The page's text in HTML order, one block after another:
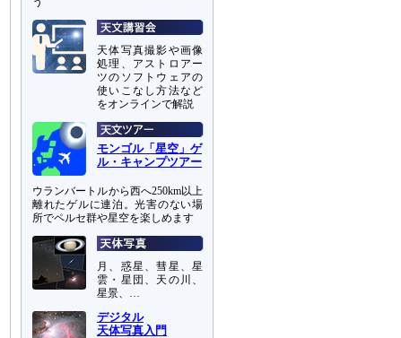
天体写真撮影や画像
処理、アストロアー
ツのソフトウェアの
使いこなし方法など
をオンラインで解説
モンゴル「星空」ゲ
ル・キャンプツアー
ウランバートルから西へ250km以上
離れたゲルに連泊。光害のない場
所でペルセ群や星空を楽しめます
月、惑星、彗星、星
雲・星団、天の川、
星景、…
デジタル
天体写真入門